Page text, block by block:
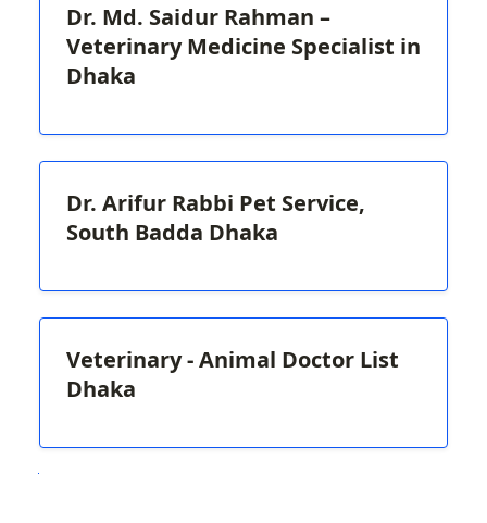
Dr. Md. Saidur Rahman –
Veterinary Medicine Specialist in
Dhaka
Dr. Arifur Rabbi Pet Service,
South Badda Dhaka
Veterinary - Animal Doctor List
Dhaka